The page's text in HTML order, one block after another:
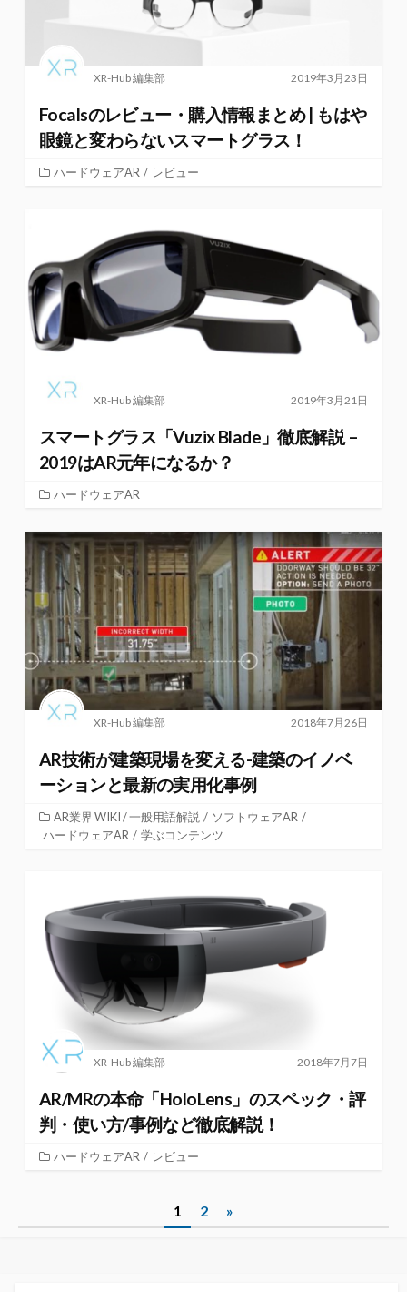
2019年3月23日
XR-Hub 編集部
Focalsのレビュー・購入情報まとめ | もはや
眼鏡と変わらないスマートグラス！
ハードウェアAR / レビュー
2019年3月21日
XR-Hub 編集部
スマートグラス「Vuzix Blade」徹底解説 –
2019はAR元年になるか？
ハードウェアAR
2018年7月26日
XR-Hub 編集部
AR技術が建築現場を変える-建築のイノベ
ーションと最新の実用化事例
AR業界 WIKI / 一般用語解説 / ソフトウェアAR /
ハードウェアAR / 学ぶコンテンツ
2018年7月7日
XR-Hub 編集部
AR/MRの本命「HoloLens」のスペック・評
判・使い方/事例など徹底解説！
ハードウェアAR / レビュー
1 2 »